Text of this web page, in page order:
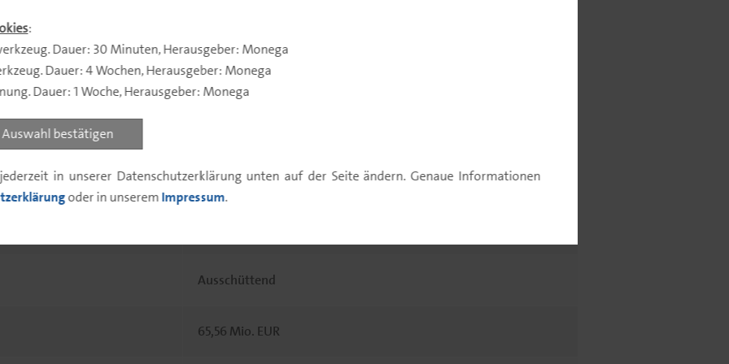
:
Dauer: 30 Minuten, Herausgeber: Monega
Dauer: 4 Wochen, Herausgeber: Monega
Dauer: 1 Woche, Herausgeber: Monega
Auswahl bestätigen
jederzeit in unserer Datenschutzerklärung unten auf der Seite ändern. Genaue Informationen
oder in unseremImpressum.
532107
EUR
Ausschüttend
65,56 Mio. EUR